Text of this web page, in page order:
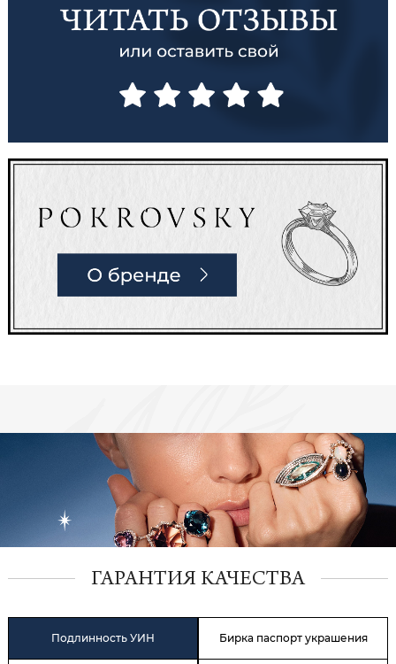
ГАРАНТИЯ КАЧЕСТВА
Подлинность УИН Бирка паспорт украшения